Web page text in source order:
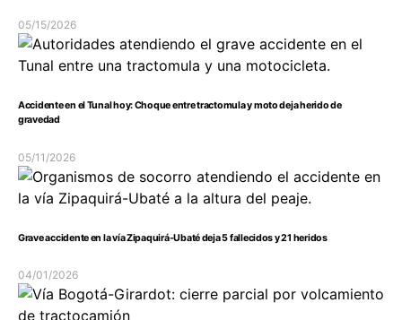
05/15/2026
Accidente en el Tunal hoy: Choque entre tractomula y moto deja herido de
gravedad
05/11/2026
Grave accidente en la vía Zipaquirá-Ubaté deja 5 fallecidos y 21 heridos
04/01/2026